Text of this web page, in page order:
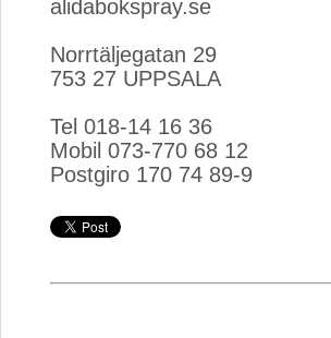
alidabokspray.se
Norrtäljegatan 29
753 27 UPPSALA
Tel 018-14 16 36
Mobil 073-770 68 12
Postgiro 170 74 89-9